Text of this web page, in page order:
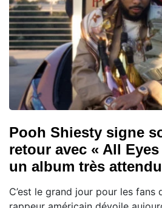
Pooh Shiesty signe
retour avec « All
un album très attendu
C’est le grand jour pour les fans